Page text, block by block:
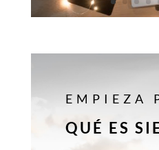
EMPIEZA
QUÉ ES